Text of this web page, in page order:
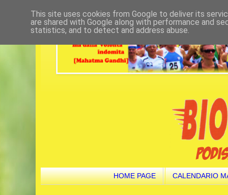
HOME PAGE CALENDARIO
This site uses cookies from Google to deliver its
are shared with Google along with performance and
statistics, and to detect and address abuse.